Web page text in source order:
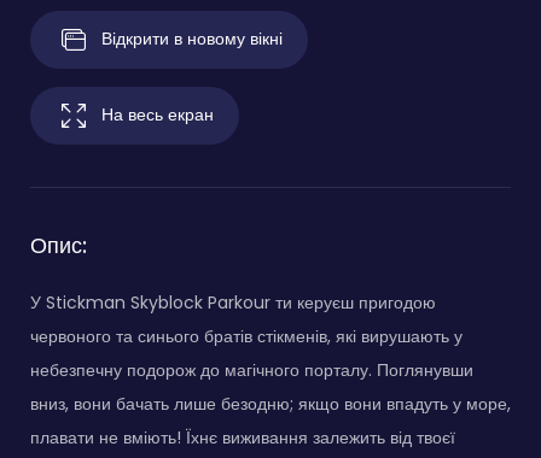
Відкрити в новому вікні
На весь екран
Опис:
У Stickman Skyblock Parkour ти керуєш пригодою
червоного та синього братів стікменів, які вирушають у
небезпечну подорож до магічного порталу. Поглянувши
вниз, вони бачать лише безодню; якщо вони впадуть у море,
плавати не вміють! Їхнє виживання залежить від твоєї